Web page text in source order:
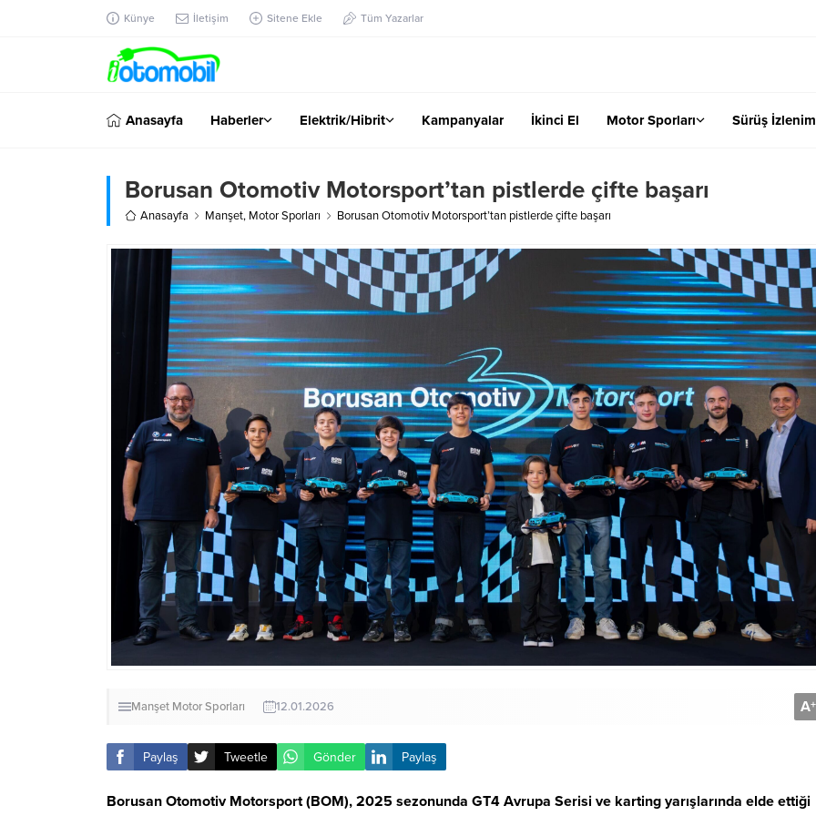
Künye İletişim Sitene Ekle Tüm Yazarlar
Anasayfa Haberler Elektrik/Hibrit Kampanyalar İkinci El Motor Sporları Sürüş
Borusan Otomotiv Motorsport’tan pistlerde çifte başarı
Anasayfa Manşet, Motor Sporları Borusan Otomotiv Motorsport’tan pistlerde çifte başarı
Manşet Motor Sporları 12.01.2026 A+
Paylaş Tweetle Gönder Paylaş
Borusan Otomotiv Motorsport (BOM), 2025 sezonunda GT4 Avrupa Serisi ve karting yarışlarında elde ettiği